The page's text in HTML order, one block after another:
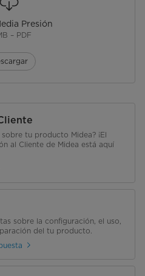
Presión
– PDF
tu producto Midea? ¡El
al Cliente de Midea está aquí
sobre la configuración, el uso,
del tu producto.